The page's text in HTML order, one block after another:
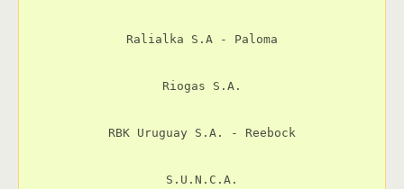
Ralialka S.A - Paloma
Riogas S.A.
RBK Uruguay S.A. - Reebock
S.U.N.C.A.